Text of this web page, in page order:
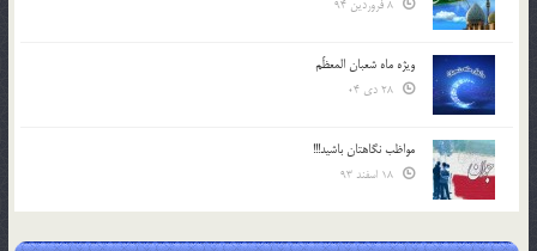
ویژه ماه شعبان المعظّم
مواظب نگاهتان باشید!!!